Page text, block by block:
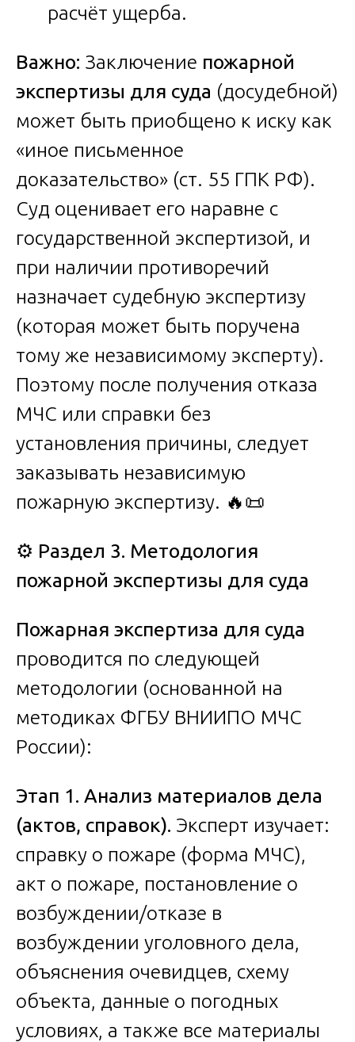
расчёт ущерба.
Важно: Заключение пожарной
экспертизы для суда (досудебной)
может быть приобщено к иску как
«иное письменное
доказательство» (ст. 55 ГПК РФ).
Суд оценивает его наравне с
государственной экспертизой, и
при наличии противоречий
назначает судебную экспертизу
(которая может быть поручена
тому же независимому эксперту).
Поэтому после получения отказа
МЧС или справки без
установления причины, следует
заказывать независимую
пожарную экспертизу. 🔥📜
⚙️ Раздел 3. Методология
пожарной экспертизы для суда
Пожарная экспертиза для суда
проводится по следующей
методологии (основанной на
методиках ФГБУ ВНИИПО МЧС
России):
Этап 1. Анализ материалов дела
(актов, справок). Эксперт изучает:
справку о пожаре (форма МЧС),
акт о пожаре, постановление о
возбуждении/отказе в
возбуждении уголовного дела,
объяснения очевидцев, схему
объекта, данные о погодных
условиях, а также все материалы